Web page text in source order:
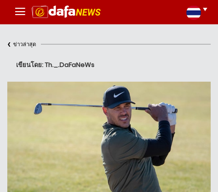
‹ ข่าวล่าสุด
เขียนโดย: Th._.DaFaNeWs